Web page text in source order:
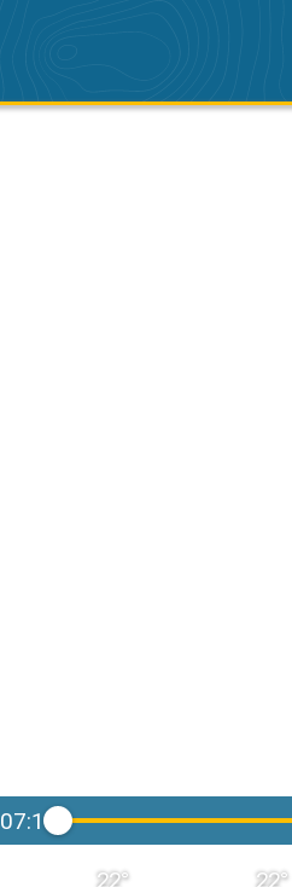
07:15
22° 22°